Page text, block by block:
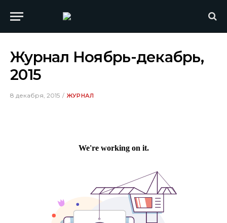
Журнал Ноябрь-декабрь,
2015
8 декабря, 2015 ЖУРНАЛ